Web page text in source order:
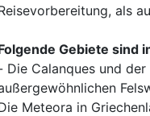
als
Gebiete sind
Die Calanques und
Meteora in